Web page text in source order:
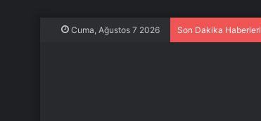
Cuma, Ağustos 7 2026 Son Dakika Haberleri